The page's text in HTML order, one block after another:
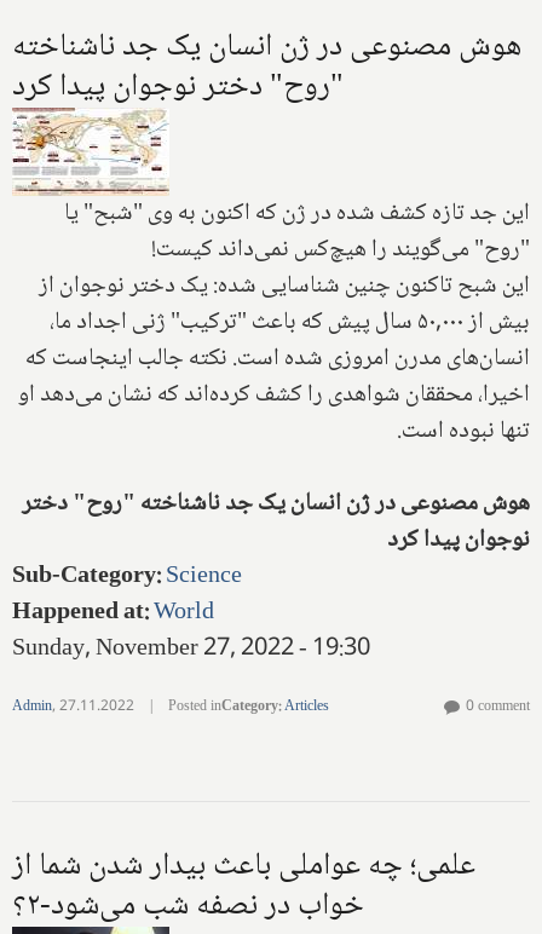
هوش مصنوعی در ژن انسان یک جد ناشناخته
"روح" دختر نوجوان پیدا کرد
این جد تازه کشف شده در ژن که اکنون به وی "شبح" یا
"روح" می‌گویند را هیچ‌کس نمی‌داند کیست!
این شبح تاکنون چنین شناسایی شده: یک دختر نوجوان از
بیش از ۵۰,۰۰۰ سال پیش که باعث "ترکیب" ژنی اجداد ما،
انسان‌های مدرن امروزی شده است. نکته جالب اینجاست که
اخیرا، محققان شواهدی را کشف کرده‌اند که نشان می‌دهد او
تنها نبوده است.
هوش مصنوعی در ژن انسان یک جد ناشناخته "روح" دختر
نوجوان پیدا کرد
Sub-Category:Science
Happened at:World
Sunday, November 27, 2022 - 19:30
Admin,27.11.2022 | Posted inCategory:Articles 0 comment
علمی؛ چه عواملی باعث بیدار شدن شما از
خواب در نصفه شب می‌شود-۲؟